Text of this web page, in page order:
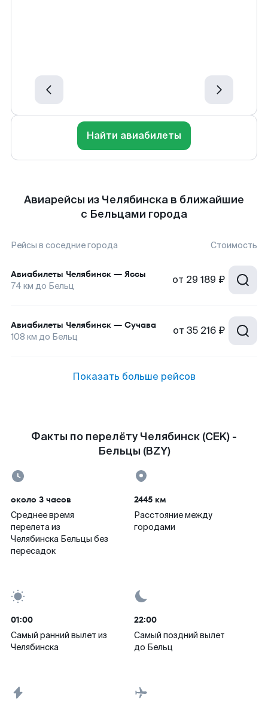
Найти авиабилеты
Авиарейсы из Челябинска в ближайшие
с Бельцами города
Рейсы в соседние города Стоимость
Авиабилеты Челябинск — Яссы
74 км до Бельц от 29 189 ₽
Авиабилеты Челябинск — Сучава
108 км до Бельц от 35 216 ₽
Показать больше рейсов
Факты по перелёту Челябинск (CEK) -
Бельцы (BZY)
около 3 часов
Среднее время
перелета из
Челябинска Бельцы без
пересадок
2445 км
Расстояние между
городами
01:00
Самый ранний вылет из
Челябинска
22:00
Самый поздний вылет
до Бельц